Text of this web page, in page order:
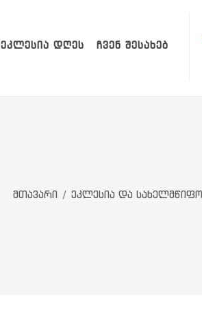
ᲔᲙᲚᲔᲡᲘᲐ ᲓᲦᲔᲡ ᲩᲕᲔᲜ ᲨᲔᲡᲐᲮᲔᲑ
მთავარი ეკლესია და სახელმწიფო